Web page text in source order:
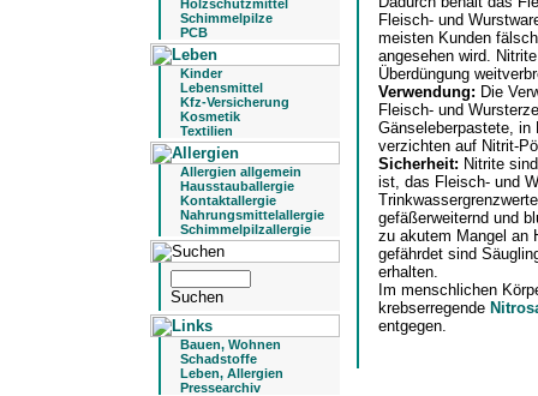
Holzschutzmittel
Schimmelpilze
PCB
Kinder
Lebensmittel
Kfz-Versicherung
Kosmetik
Textilien
Allergien allgemein
Hausstauballergie
Kontaktallergie
Nahrungsmittelallergie
Schimmelpilzallergie
Bauen, Wohnen
Schadstoffe
Leben, Allergien
Pressearchiv
Fleisch- und
meisten Kunden
angesehen wird.
Überdüngung
Verwendung: Die
Fleisch- und
Gänseleberpastete, in
verzichten auf Nitrit-
Sicherheit: Nitrite
ist, das Fleisch- und
gefäßerweiternd und
zu akutem Mangel an
gefährdet sind
erhalten.
Im menschlichen
krebserregende
entgegen.